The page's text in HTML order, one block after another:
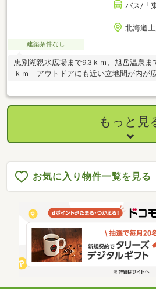
バス/「
北海道
建築条件なし
忠別湖親水広場まで9.3ｋｍ、旭岳温泉ま
ｋｍ アウトドアにも近い立地間が内が
す。更地渡しでお引き渡しに少しお時間
の場合は早めに引渡で価格も解体分お安
地転用は売主の負担でします。３分割の
もっと見
お気に入り物件一覧を見る